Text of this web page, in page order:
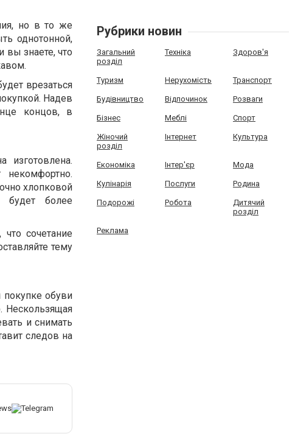
но в то же
однотонной,
вы знаете, что
врезаться
Надев
концов, в
изготовлена.
хлопковой
будет более
сочетание
тему
покупке обуви
Нескользящая
и снимать
следов на
Рубрики новин
Загальний
розділ
Техніка Здоров'я
Туризм Нерухомість Транспорт
Будівництво Відпочинок Розваги
Бізнес Меблі Спорт
Жіночий
розділ
Інтернет Культура
Економіка Інтер'єр Мода
Кулінарія Послуги Родина
Подорожі Робота
Дитячий
розділ
Реклама